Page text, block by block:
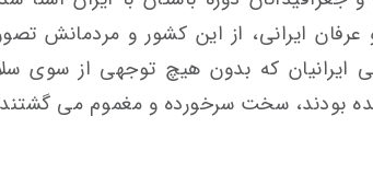
ایرانی، از این کشور و مردمانش
ایرانیان که بدون هیچ توجهی از سوی
بودند، سخت سرخورده و مغموم می